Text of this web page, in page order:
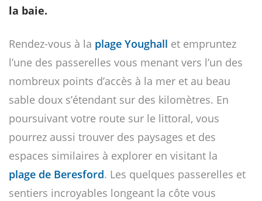
la baie.
Rendez-vous à la plage Youghall et empruntez
l’une des passerelles vous menant vers l’un des
nombreux points d’accès à la mer et au beau
sable doux s’étendant sur des kilomètres. En
poursuivant votre route sur le littoral, vous
pourrez aussi trouver des paysages et des
espaces similaires à explorer en visitant la
plage de Beresford. Les quelques passerelles et
sentiers incroyables longeant la côte vous